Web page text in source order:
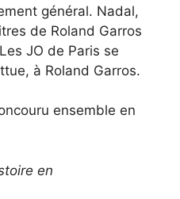
général. Nadal,
de Roland Garros
JO de Paris se
à Roland Garros.
ensemble en
en